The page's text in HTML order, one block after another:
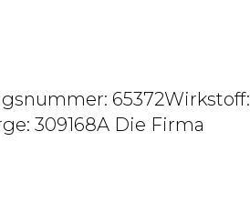
65372Wirkstoff:
Die Firma